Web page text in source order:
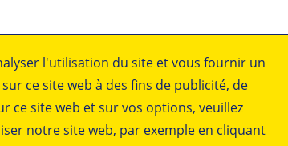
l'utilisation du site et vous fournir un
ce site web à des fins de publicité, de
ce site web et sur vos options, veuillez
notre site web, par exemple en cliquant